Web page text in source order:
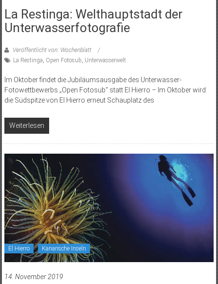
La Restinga: Welthauptstadt der
Unterwasserfotografie
Veröffentlicht von: Wochenblatt
La Restinga Open Fotosub Unterwasserwelt
Im Oktober findet die Jubiläumsausgabe des Unterwasser-
Fotowettbewerbs „Open Fotosub“ statt El Hierro – Im Oktober wird
die Südspitze von El Hierro erneut Schauplatz des
Weiterlesen
El Hierro Kanarische Inseln
14. November 2019